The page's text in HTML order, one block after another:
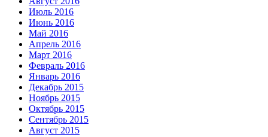
Июль 2016
Июнь 2016
Май 2016
Апрель 2016
Март 2016
Февраль 2016
Январь 2016
Декабрь 2015
Ноябрь 2015
Октябрь 2015
Сентябрь 2015
Август 2015